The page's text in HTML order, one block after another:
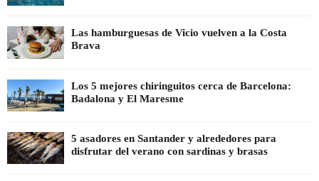
Las hamburguesas de Vicio vuelven a la Costa
Brava
Los 5 mejores chiringuitos cerca de Barcelona:
Badalona y El Maresme
5 asadores en Santander y alrededores para
disfrutar del verano con sardinas y brasas